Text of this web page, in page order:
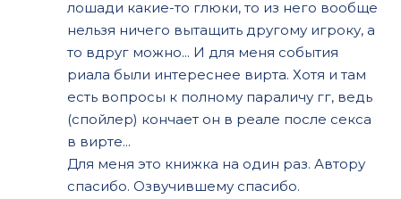
лошади какие-то глюки, то из него вообще
нельзя ничего вытащить другому игроку, а
то вдруг можно... И для меня события
риала были интереснее вирта. Хотя и там
есть вопросы к полному параличу гг, ведь
(спойлер) кончает он в реале после секса
в вирте...
Для меня это книжка на один раз. Автору
спасибо. Озвучившему спасибо.